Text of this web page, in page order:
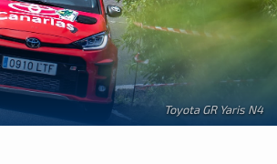
Toyota GR Yaris N4